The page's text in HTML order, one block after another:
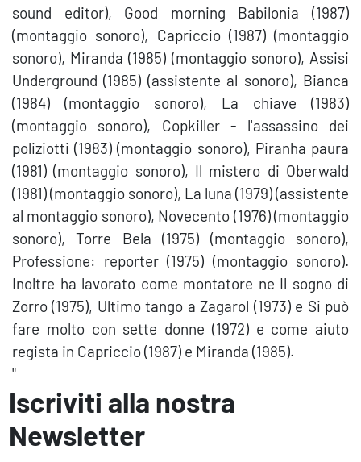
sound editor), Good morning Babilonia (1987)
(montaggio sonoro), Capriccio (1987) (montaggio
sonoro), Miranda (1985) (montaggio sonoro), Assisi
Underground (1985) (assistente al sonoro), Bianca
(1984) (montaggio sonoro), La chiave (1983)
(montaggio sonoro), Copkiller - l'assassino dei
poliziotti (1983) (montaggio sonoro), Piranha paura
(1981) (montaggio sonoro), Il mistero di Oberwald
(1981) (montaggio sonoro), La luna (1979) (assistente
al montaggio sonoro), Novecento (1976) (montaggio
sonoro), Torre Bela (1975) (montaggio sonoro),
Professione: reporter (1975) (montaggio sonoro).
Inoltre ha lavorato come montatore ne Il sogno di
Zorro (1975), Ultimo tango a Zagarol (1973) e Si può
fare molto con sette donne (1972) e come aiuto
regista in Capriccio (1987) e Miranda (1985).
"
Iscriviti alla nostra
Newsletter